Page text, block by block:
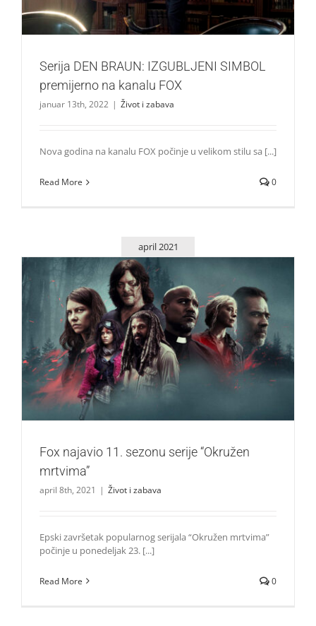
Serija DEN BRAUN: IZGUBLJENI SIMBOL
premijerno na kanalu FOX
januar 13th, 2022 | Život i zabava
Nova godina na kanalu FOX počinje u velikom stilu sa [...]
Read More 0
april 2021
Fox najavio 11. sezonu serije “Okružen mrtvima”
Život i zabava
Fox najavio 11. sezonu serije “Okružen
mrtvima”
april 8th, 2021 | Život i zabava
Epski završetak popularnog serijala “Okružen mrtvima”
počinje u ponedeljak 23. [...]
Read More 0